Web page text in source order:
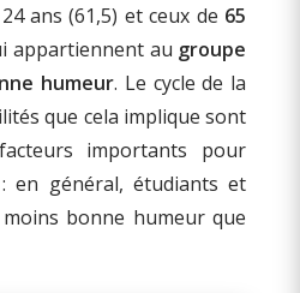
ans (61,5) et ceux de 65
appartiennent au groupe
humeur. Le cycle de la
que cela implique sont
importants pour
en général, étudiants et
bonne humeur que